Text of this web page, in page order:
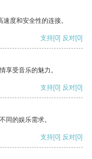
度和安全性的连接。
支持[0] 反对[0]
享受音乐的魅力。
支持[0] 反对[0]
同的娱乐需求。
支持[0] 反对[0]